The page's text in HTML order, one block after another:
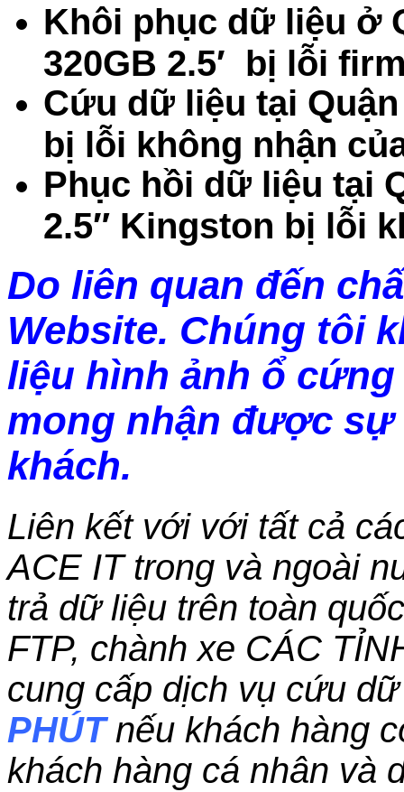
Khôi phục dữ liệu ở
320GB 2.5′ bị lỗi
Cứu dữ liệu tại
bị lỗi không nhận
Phục hồi dữ liệu tại
2.5″ Kingston bị lỗi
Do liên quan đến
Website. Chúng tôi
liệu hình ảnh ổ
mong nhận được
khách.
Liên kết với với tất cả
ACE IT trong và ngoài
trả dữ liệu trên toàn
FTP, chành xe CÁC
cung cấp dịch vụ cứu
PHÚTnếu khách hàng
khách hàng cá nhân và